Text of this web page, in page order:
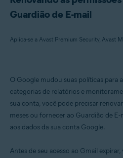
Guardião de E-mail
Produtos:
Avast Premium Security
Avast One
Sistemas operacionais:
O Google mudou suas políticas para
categorias de relatórios e
sua conta, você pode precisar
meses ou fornecer ao Guardião de
aos dados da sua conta Google.
Antes de seu acesso ao Gmail